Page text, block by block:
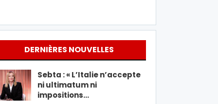
DERNIÈRES NOUVELLES
Sebta : « L’Italie n’accepte
ni ultimatum ni
impositions…